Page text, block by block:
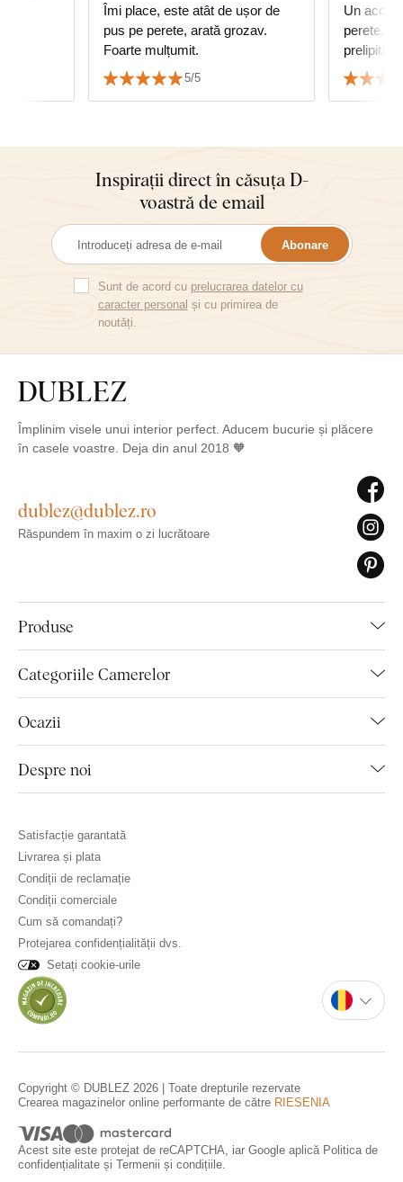
Îmi place, este atât de ușor de
pus pe perete, arată grozav.
Foarte mulțumit.
5/5
Un
perete,
prelipită,
calitate...
Inspirații direct în căsuța D-
voastră de email
Abonare
Sunt de acord cu prelucrarea datelor cu
caracter personal și cu primirea de
noutăți.
Împlinim visele unui interior perfect. Aducem bucurie și plăcere
în casele voastre. Deja din anul 2018 🧡
Produse
Categoriile Camerelor
Ocazii
Despre noi
dublez@dublez.ro
Răspundem în maxim o zi lucrătoare
Satisfacție garantată
Livrarea și plata
Condiții de reclamație
Condiții comerciale
Cum să comandați?
Protejarea confidențialității dvs.
Setați cookie-urile
Copyright © DUBLEZ 2026 | Toate drepturile rezervate
Crearea magazinelor online performante de către RIESENIA
Acest site este protejat de reCAPTCHA, iar Google aplică Politica de
confidențialitate și Termenii și condițiile.